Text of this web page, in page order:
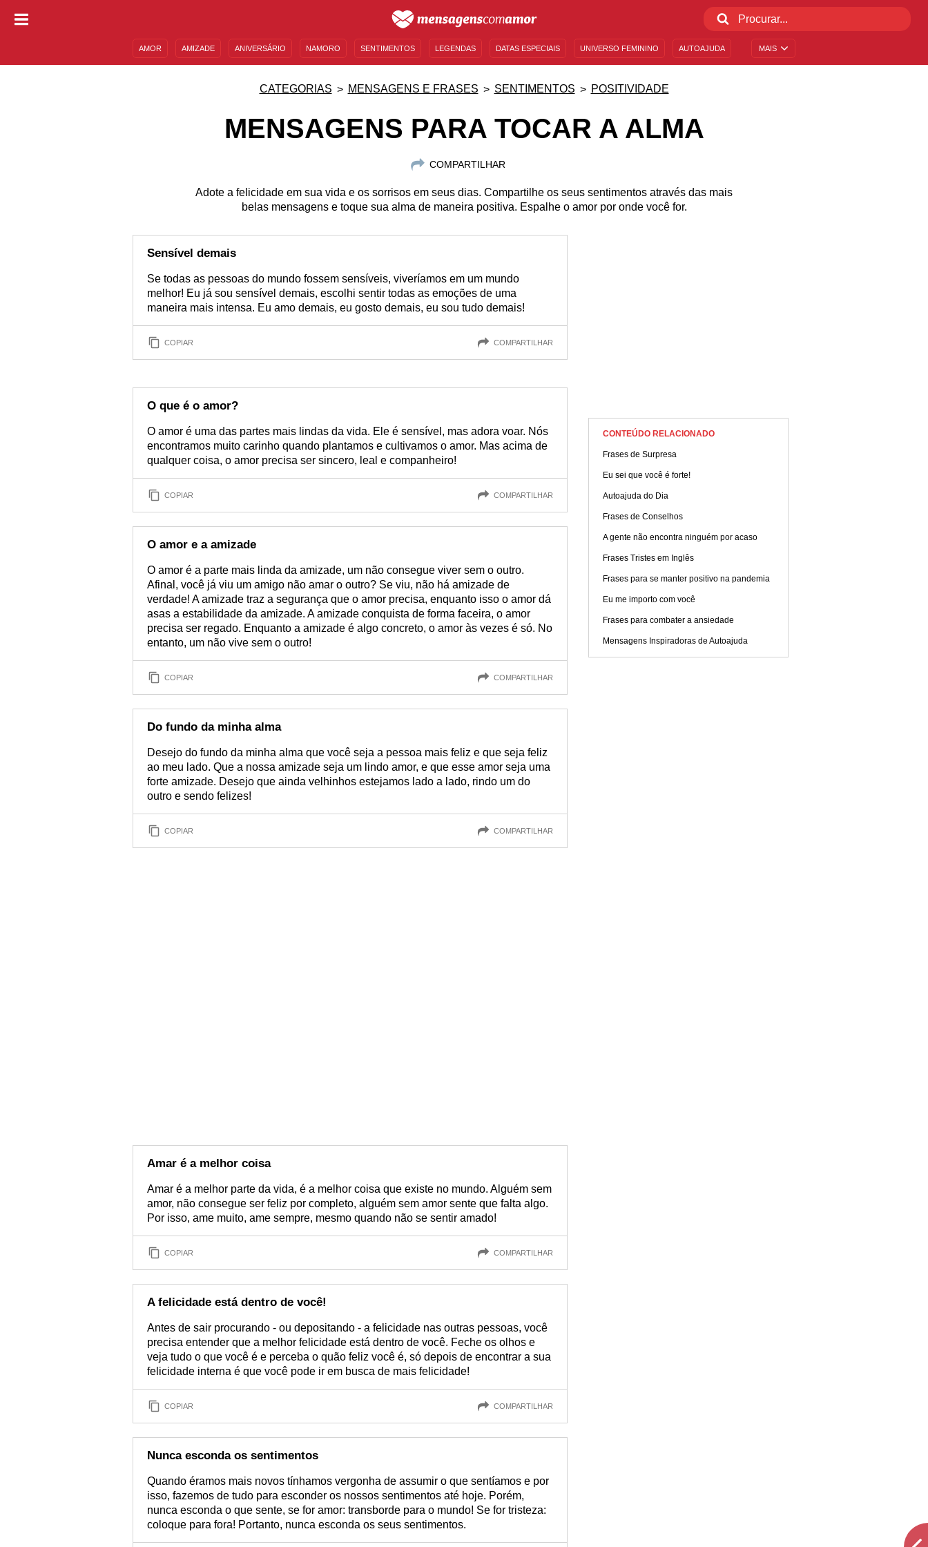
MAIS
AMOR AMIZADE ANIVERSÁRIO NAMORO SENTIMENTOS LEGENDAS DATAS ESPECIAIS UNIVERSO FEMININO AUTOAJUDA
CATEGORIAS MENSAGENS E FRASES SENTIMENTOS POSITIVIDADE
MENSAGENS PARA TOCAR A ALMA
COMPARTILHAR
Adote a felicidade em sua vida e os sorrisos em seus dias. Compartilhe os seus sentimentos através das mais
belas mensagens e toque sua alma de maneira positiva. Espalhe o amor por onde você for.
Sensível demais
Se todas as pessoas do mundo fossem sensíveis, viveríamos em um mundo
melhor! Eu já sou sensível demais, escolhi sentir todas as emoções de uma
maneira mais intensa. Eu amo demais, eu gosto demais, eu sou tudo demais!
COPIAR COMPARTILHAR
O que é o amor?
O amor é uma das partes mais lindas da vida. Ele é sensível, mas adora voar. Nós
encontramos muito carinho quando plantamos e cultivamos o amor. Mas acima de
qualquer coisa, o amor precisa ser sincero, leal e companheiro!
COPIAR COMPARTILHAR
O amor e a amizade
O amor é a parte mais linda da amizade, um não consegue viver sem o outro.
Afinal, você já viu um amigo não amar o outro? Se viu, não há amizade de
verdade! A amizade traz a segurança que o amor precisa, enquanto isso o amor dá
asas a estabilidade da amizade. A amizade conquista de forma faceira, o amor
precisa ser regado. Enquanto a amizade é algo concreto, o amor às vezes é só. No
entanto, um não vive sem o outro!
COPIAR COMPARTILHAR
Do fundo da minha alma
Desejo do fundo da minha alma que você seja a pessoa mais feliz e que seja feliz
ao meu lado. Que a nossa amizade seja um lindo amor, e que esse amor seja uma
forte amizade. Desejo que ainda velhinhos estejamos lado a lado, rindo um do
outro e sendo felizes!
COPIAR COMPARTILHAR
Amar é a melhor coisa
Amar é a melhor parte da vida, é a melhor coisa que existe no mundo. Alguém sem
amor, não consegue ser feliz por completo, alguém sem amor sente que falta algo.
Por isso, ame muito, ame sempre, mesmo quando não se sentir amado!
COPIAR COMPARTILHAR
A felicidade está dentro de você!
Antes de sair procurando - ou depositando - a felicidade nas outras pessoas, você
precisa entender que a melhor felicidade está dentro de você. Feche os olhos e
veja tudo o que você é e perceba o quão feliz você é, só depois de encontrar a sua
felicidade interna é que você pode ir em busca de mais felicidade!
COPIAR COMPARTILHAR
Nunca esconda os sentimentos
Quando éramos mais novos tínhamos vergonha de assumir o que sentíamos e por
isso, fazemos de tudo para esconder os nossos sentimentos até hoje. Porém,
nunca esconda o que sente, se for amor: transborde para o mundo! Se for tristeza:
coloque para fora! Portanto, nunca esconda os seus sentimentos.
CONTEÚDO RELACIONADO
Frases de Surpresa
Eu sei que você é forte!
Autoajuda do Dia
Frases de Conselhos
A gente não encontra ninguém por acaso
Frases Tristes em Inglês
Frases para se manter positivo na pandemia
Eu me importo com você
Frases para combater a ansiedade
Mensagens Inspiradoras de Autoajuda